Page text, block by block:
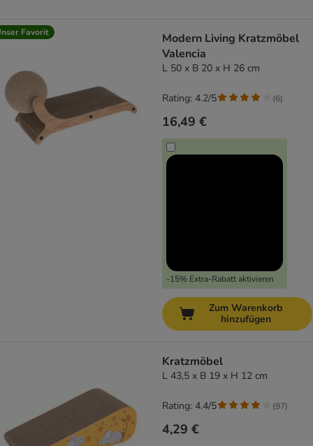
Favorit
Modern Living Kratzmöbel
Valencia
L 50 x B 20 x H 26 cm
16,49 €
-15% Extra-Rabatt aktivieren
Rating: 4.2/5 (6)
Zum Warenkorb
hinzufügen
Kratzmöbel
L 43,5 x B 19 x H 12 cm
4,29 €
Rating: 4.4/5 (97)